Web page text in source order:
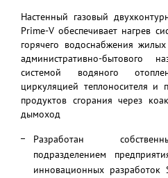
Настенный газовый
Prime-V обеспечивает нагрев
горячего водоснабжения
административно-бытового
системой водяного
циркуляцией теплоносителя и
продуктов сгорания через
дымоход
Разработан
подразделением
инновационных разработок